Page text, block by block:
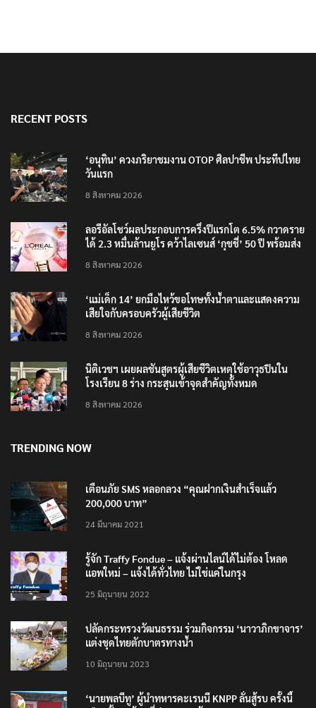
RECENT POSTS
‘อนุทิน’ ควงภริยาชมงาน OTOP ศิลปาชีพ ประทีปไทย
วันแรก
8 สิงหาคม 2026
ลอรีอัลโชว์ผลประกอบการครึ่งปีแรกโต 6.5% กวาดราย
ได้ 2.3 หมื่นล้านยูโร คว้าไลเซนส์ ‘กุชชี่’ 50 ปี พร้อมส่ง
8 สิงหาคม 2026
‘แม่เด็ก 14’ ยกมือไหว้ขอโทษทั้งน้ำตาและแสดงความ
เสียใจกับครอบครัวผู้เสียชีวิต
8 สิงหาคม 2026
นิติเวชฯ เผยผลชันสูตรผู้เสียชีวิตเหตุใช้อาวุธปืนใน
โรงเรียน 8 ร่าง กระสุนเข้าจุดสำคัญทั้งหมด
8 สิงหาคม 2026
TRENDING NOW
เตือนภัย SMS หลอกลวง “คุณฝากเงินสำเร็จแล้ว
200,000 บาท”
24 มีนาคม 2021
รู้จัก Traffy Fondue – แจ้งผ่านไลน์ได้ไม่ต้อง โหลด
แอพใหม่ – แจ้งได้ทั่วไทย ไม่ใช่แค่ในกรุง
25 มิถุนายน 2022
ปลัดกระทรวงวัฒนธรรม ร่วมกิจกรรม ‘นาวาภิกขาจาร’
แต่งชุดไทยตักบาตรทางน้ำ
10 มิถุนายน 2023
‘นายพลบีทู’ ผู้นำทหารคะเรนนี KNPP ลั่นสู้รบ ครั้งนี้